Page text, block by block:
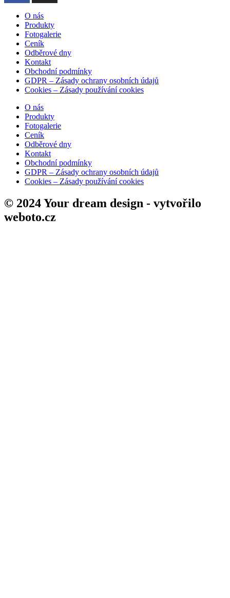
O nás
Produkty
Fotogalerie
Ceník
Odběrové dny
Kontakt
Obchodní podmínky
GDPR – Zásady ochrany osobních údajů
Cookies – Zásady používání cookies
O nás
Produkty
Fotogalerie
Ceník
Odběrové dny
Kontakt
Obchodní podmínky
GDPR – Zásady ochrany osobních údajů
Cookies – Zásady používání cookies
© 2024 Your dream design - vytvořilo
weboto.cz